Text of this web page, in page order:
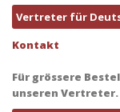
Vertreter für
Kontakt
Für grössere
unseren Vertreter.